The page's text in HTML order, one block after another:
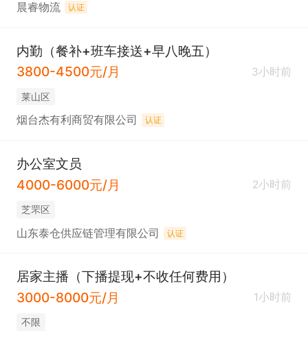
晨睿物流 认证
内勤（餐补+班车接送+早八晚五）
3800-4500元/月
3小时前
莱山区
烟台杰有利商贸有限公司 认证
办公室文员
4000-6000元/月
2小时前
芝罘区
山东泰仓供应链管理有限公司 认证
居家主播（下播提现+不收任何费用）
3000-8000元/月
1小时前
不限